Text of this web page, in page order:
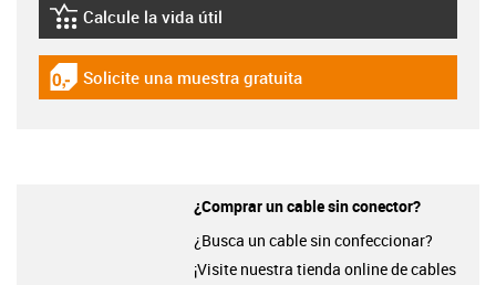
igus-icon-lebensdauerrechner
Calcule la vida útil
igus-icon-gratismuster
Solicite una muestra gratuita
¿Comprar un cable sin conector?
¿Busca un cable sin confeccionar?
¡Visite nuestra tienda online de cables